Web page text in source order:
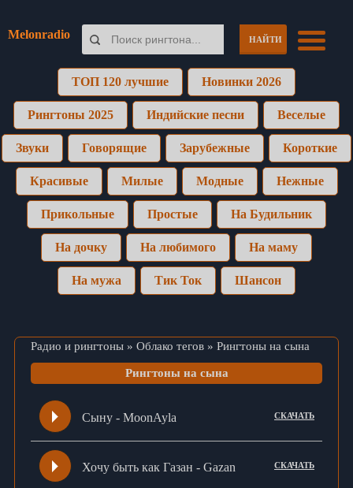
Melonradio НАЙТИ
ТОП 120 лучшие Новинки 2026
Рингтоны 2025 Индийские песни Веселые
Звуки Говорящие Зарубежные Короткие
Красивые Милые Модные Нежные
Прикольные Простые На Будильник
На дочку На любимого На маму
На мужа Тик Ток Шансон
Радио и рингтоны » Облако тегов » Рингтоны на сына
Рингтоны на сына
Сыну - MoonAyla СКАЧАТЬ
Хочу быть как Газан - Gazan СКАЧАТЬ